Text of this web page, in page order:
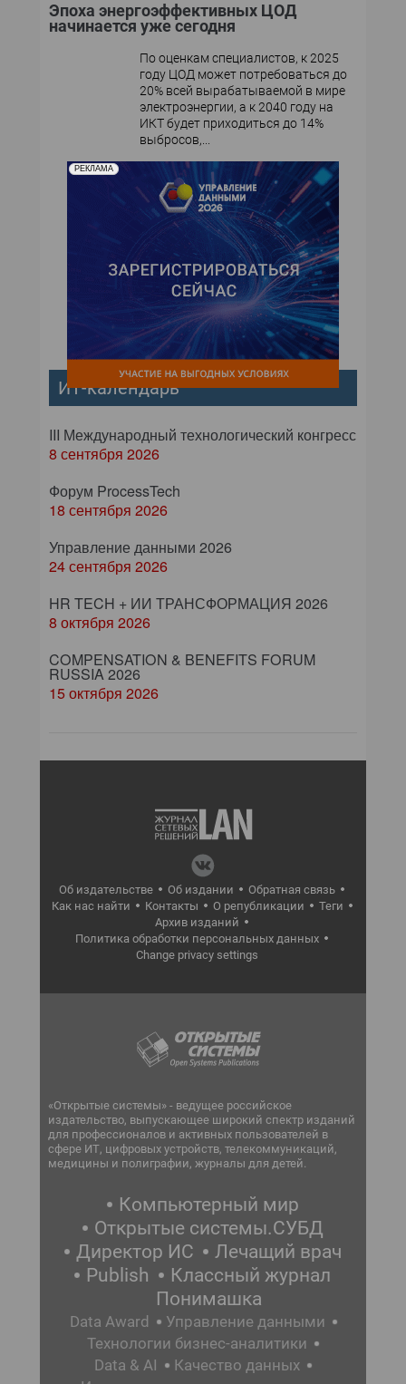
Эпоха энергоэффективных ЦОД
начинается уже сегодня
По оценкам специалистов, к 2025
году ЦОД может потребоваться до
20% всей вырабатываемой в мире
электроэнергии, а к 2040 году на
ИКТ будет приходиться до 14%
выбросов,...
РЕКЛАМА
ИТ-календарь
III Международный технологический конгресс
8 сентября 2026
Форум ProcessTech
18 сентября 2026
Управление данными 2026
24 сентября 2026
HR TECH + ИИ ТРАНСФОРМАЦИЯ 2026
8 октября 2026
COMPENSATION & BENEFITS FORUM
RUSSIA 2026
15 октября 2026
Об издательстве Об издании
Обратная связь
Как нас найти
Контакты О републикации
Теги
Архив изданий
Политика обработки персональных данных
Change privacy settings
«Открытые системы» - ведущее российское
издательство, выпускающее широкий спектр изданий
для профессионалов и активных пользователей в
сфере ИТ, цифровых устройств, телекоммуникаций,
медицины и полиграфии, журналы для детей.
Компьютерный мир
Открытые системы.СУБД
Директор ИС
Лечащий врач
Publish
Классный журнал
Понимашка
Data Award
Управление данными
Технологии бизнес-аналитики
Data & AI
Качество данных